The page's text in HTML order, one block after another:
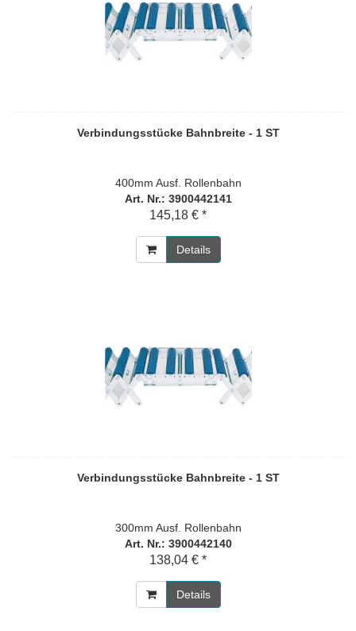
Verbindungsstücke Bahnbreite - 1 ST
400mm Ausf. Rollenbahn
Art. Nr.: 3900442141
145,18 € *
Details
Verbindungsstücke Bahnbreite - 1 ST
300mm Ausf. Rollenbahn
Art. Nr.: 3900442140
138,04 € *
Details